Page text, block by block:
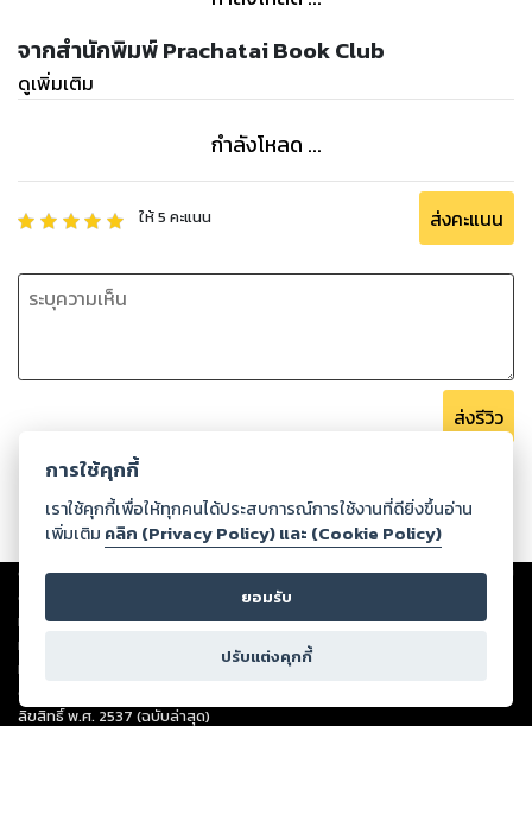
จากสำนักพิมพ์ Prachatai Book Club
ดูเพิ่มเติม
กำลังโหลด ...
ให้5 คะแนน ส่งคะแนน
ส่งรีวิว
Copyright ©2026Storylog Co., Ltd. - สตอรี่ล็อกขอสงวนสิทธิ์ไม่รับผิดชอบ
ต่อผลงานหรือเนื้อหาใดที่อัปโหลดผ่านเว็บไซต์และปรากฏว่าละเมิดสิทธิใน
ทรัพย์สินทางปัญญาของบุคคลอื่นหรือขัดต่อกฎหมายและศีลธรรม ดังนั้น ผู้อ่าน
ทุกท่านโปรดใช้วิจารณญาณในการกลั่นกรองด้วยตนเอง และหากท่านพบว่าส่วน
หนึ่งส่วนใดขัดต่อกฎหมายและศีลธรรม กรุณาแจ้งมายังบริษัท เพื่อทีมงานจะได้
ดำเนินการในทันที ทั้งนี้ ทางสตอรี่ล็อกขอสงวนลิขสิทธิ์ตามพระราชบัญญัติ
ลิขสิทธิ์ พ.ศ. 2537 (ฉบับล่าสุด)
การใช้คุกกี้
เราใช้คุกกี้เพื่อให้ทุกคนได้ประสบการณ์การใช้งานที่ดียิ่งขึ้นอ่าน
เพิ่มเติม คลิก (Privacy Policy) และ (Cookie Policy)
ยอมรับ
ปรับแต่งคุกกี้